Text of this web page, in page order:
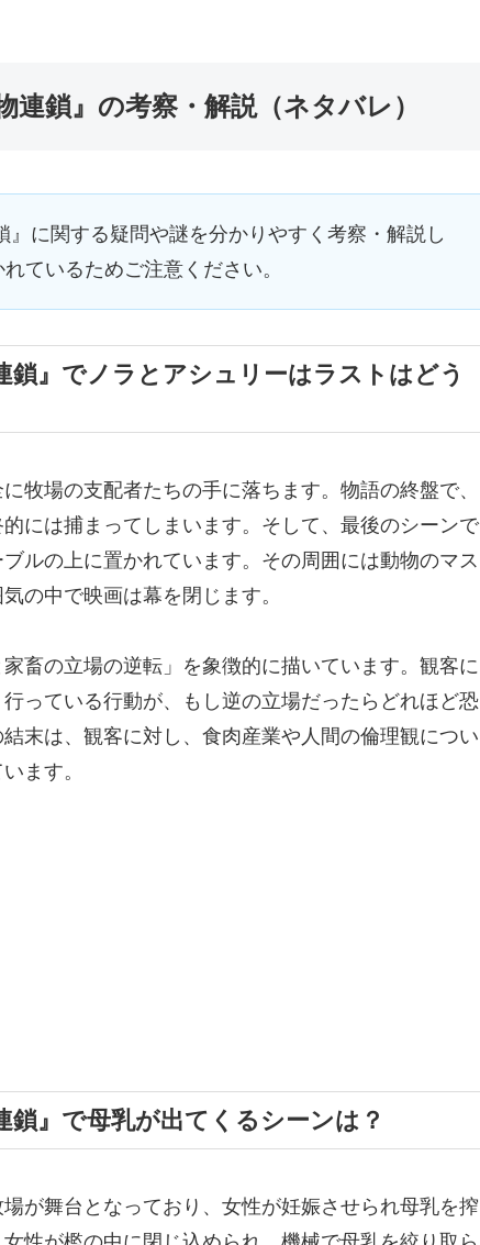
鎖』の考察・解説（ネタバレ）
に関する疑問や謎を分かりやすく考察・解説し
ているためご注意ください。
鎖』でノラとアシュリーはラストはどう
牧場の支配者たちの手に落ちます。物語の終盤で、
には捕まってしまいます。そして、最後のシーンで
ルの上に置かれています。その周囲には動物のマス
の中で映画は幕を閉じます。
畜の立場の逆転」を象徴的に描いています。観客に
っている行動が、もし逆の立場だったらどれほど恐
末は、観客に対し、食肉産業や人間の倫理観につい
ます。
』で母乳が出てくるシーンは？
が舞台となっており、女性が妊娠させられ母乳を搾